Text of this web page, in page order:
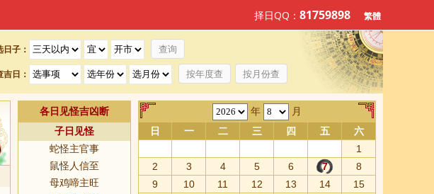
日子：
吉日： 按年度查 按月份查
择日QQ： 81759898 繁體
各日见怪吉凶断
子日见怪
蛇怪主官事
鼠怪人信至
母鸡啼主旺
年 月
日 一 二 三 四 五
六
1
2
3 4 5 6 7
8
9
10 11 12 13 14
15